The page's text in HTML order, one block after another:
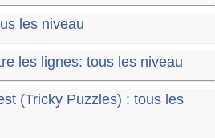
les niveau
les lignes: tous les niveau
(Tricky Puzzles) : tous les